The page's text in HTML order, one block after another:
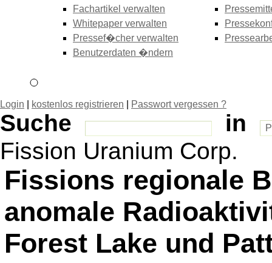
Fachartikel verwalten
Whitepaper verwalten
Pressef�cher verwalten
Benutzerdaten �ndern
Login kostenlos registrieren Passwort vergessen ?
Suche
in
Fission Uranium Corp.
Fissions regionale
anomale
Forest Lake und